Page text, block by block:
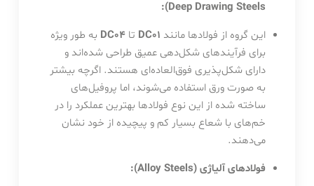
Deep Drawing Steels):
این گروه از فولادها مانند DC01 تاDC04 به طور ویژه
برای فرآیندهای شکل‌دهی عمیق طراحی شده‌اند و
دارای شکل‌پذیری فوق‌العاده‌ای هستند. اگرچه بیشتر
به صورت ورق استفاده می‌شوند، اما پروفیل‌های
ساخته شده از این نوع فولادها بهترین عملکرد را در
خم‌های با شعاع بسیار کم و پیچیده از خود نشان
می‌دهند.
فولادهای آلیاژی (Alloy Steels):